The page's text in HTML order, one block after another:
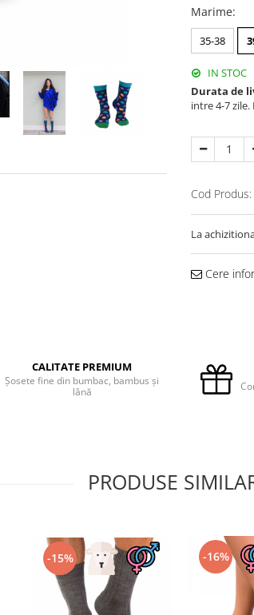
Marime:
35-38
IN STOC
Durata de
intre 4-7
Cod Produs:
La
Cere
CALITATE PREMIUM
Șosete fine din bumbac, bambus și
lână
PRODUSE
-15% -16%